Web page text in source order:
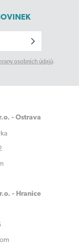
osobních údajů.
- Ostrava
- Hranice